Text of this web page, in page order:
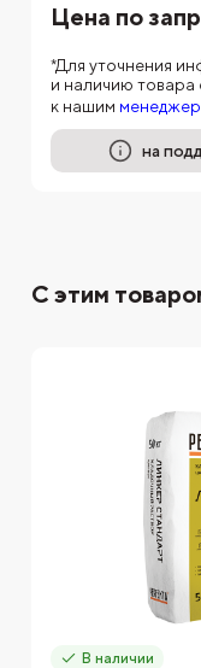
Цена по
*Для уточнения
и наличию
к нашим
на
С этим
В наличии